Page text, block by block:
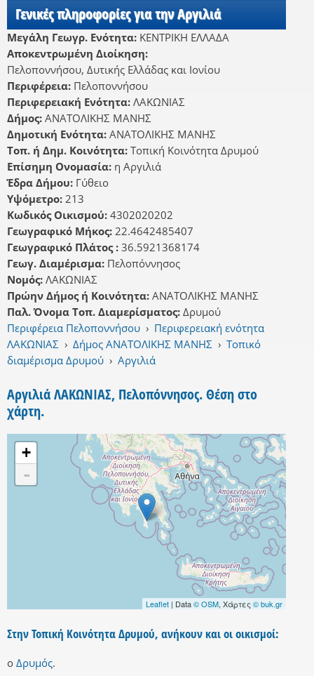
Γενικές πληροφορίες για την Αργιλιά
Μεγάλη Γεωγρ. Ενότητα: ΚΕΝΤΡΙΚΗ ΕΛΛΑΔΑ
Αποκεντρωμένη Διοίκηση:
Πελοποννήσου, Δυτικής Ελλάδας και Ιονίου
Περιφέρεια: Πελοποννήσου
Περιφερειακή Ενότητα: ΛΑΚΩΝΙΑΣ
Δήμος: ΑΝΑΤΟΛΙΚΗΣ ΜΑΝΗΣ
Δημοτική Ενότητα: ΑΝΑΤΟΛΙΚΗΣ ΜΑΝΗΣ
Τοπ. ή Δημ. Κοινότητα: Τοπική Κοινότητα Δρυμού
Επίσημη Ονομασία: η Αργιλιά
Έδρα Δήμου: Γύθειο
Υψόμετρο: 213
Κωδικός Οικισμού: 4302020202
Γεωγραφικό Μήκος: 22.4642485407
Γεωγραφικό Πλάτος : 36.5921368174
Γεωγ. Διαμέρισμα: Πελοπόννησος
Νομός: ΛΑΚΩΝΙΑΣ
Πρώην Δήμος ή Κοινότητα: ΑΝΑΤΟΛΙΚΗΣ ΜΑΝΗΣ
Παλ. Όνομα Τοπ. Διαμερίσματος: Δρυμού
Περιφέρεια Πελοποννήσου › Περιφερειακή ενότητα
ΛΑΚΩΝΙΑΣ › Δήμος ΑΝΑΤΟΛΙΚΗΣ ΜΑΝΗΣ › Τοπικό
διαμέρισμα Δρυμού › Αργιλιά
Αργιλιά ΛΑΚΩΝΙΑΣ, Πελοπόννησος. Θέση στο
χάρτη.
+
-
Leaflet | Data© OSM, Χάρτες © buk.gr
Στην Τοπική Κοινότητα Δρυμού, ανήκουν και οι οικισμοί:
ο Δρυμός.